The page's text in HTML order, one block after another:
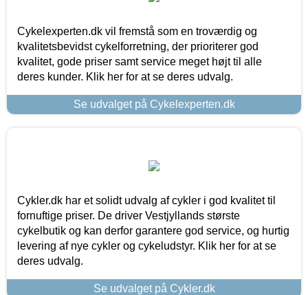
Cykelexperten.dk vil fremstå som en troværdig og
kvalitetsbevidst cykelforretning, der prioriterer god
kvalitet, gode priser samt service meget højt til alle
deres kunder. Klik her for at se deres udvalg.
Se udvalget på Cykelexperten.dk
Cykler.dk har et solidt udvalg af cykler i god kvalitet til
fornuftige priser. De driver Vestjyllands største
cykelbutik og kan derfor garantere god service, og hurtig
levering af nye cykler og cykeludstyr. Klik her for at se
deres udvalg.
Se udvalget på Cykler.dk